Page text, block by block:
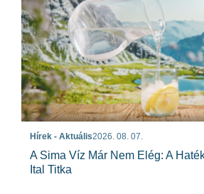
Hírek - Aktuális2026. 08. 07.
A Sima Víz Már Nem Elég: A
Ital Titka